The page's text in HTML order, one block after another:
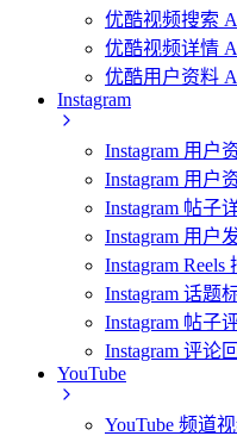
优酷视频搜索
优酷视频详情
优酷用户资料
Instagram
Instagram 用户
Instagram 用户
Instagram 帖子
Instagram 用户
Instagram
Instagram 话题
Instagram 帖子
Instagram 评论
YouTube
YouTube 频道